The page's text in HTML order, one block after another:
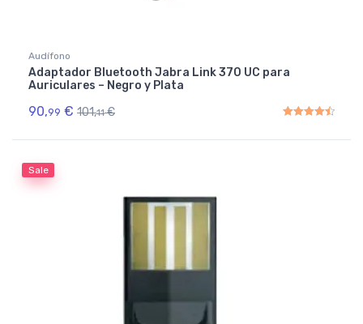
Audífono
Adaptador Bluetooth Jabra Link 370 UC para
Auriculares – Negro y Plata
90,99 € 101,11 €
Sale